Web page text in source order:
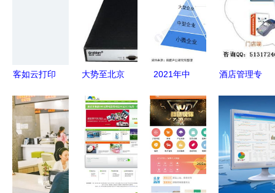
机应用助力
商家腾飞
客如云打印
v5.36.0安
卓版下载指
南
大势至北京
域网网络管
理产品与企
业办公室电
脑监控软件
全面解析
2021年中
业经营策略
演变分析
客户成功理
念引领产品
突围
酒店管理专
北京泰能软
件如何构
建“学-产-
供”闭环生
态